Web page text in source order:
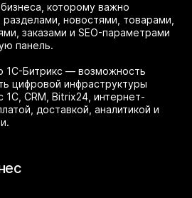
которому важно
новостями, товарами,
заказами и SEO-параметрами
панель.
1С-Битрикс — возможность
цифровой инфраструктуры
1С, CRM, Bitrix24, интернет-
доставкой, аналитикой и